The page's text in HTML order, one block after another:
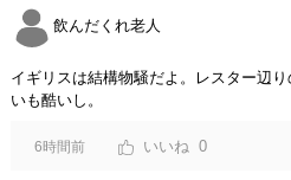
飲んだくれ老人
イギリスは結構物騒だよ。レスター辺
いも酷いし。
6時間前 0